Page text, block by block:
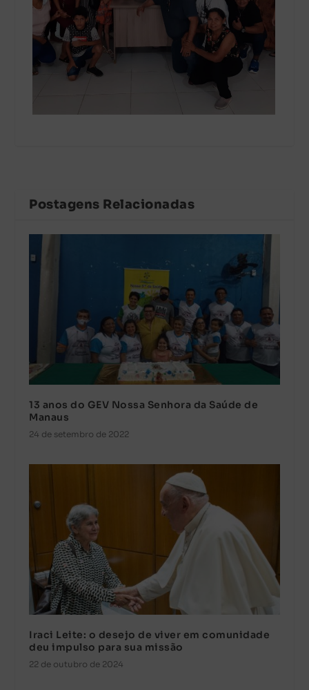
Postagens Relacionadas
13 anos do GEV Nossa Senhora da Saúde de
Manaus
24 de setembro de 2022
Iraci Leite: o desejo de viver em comunidade
deu impulso para sua missão
22 de outubro de 2024